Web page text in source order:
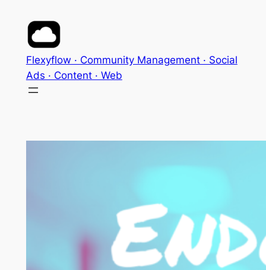
contenu
Flexyflow · Community Management · Social
Ads · Content · Web